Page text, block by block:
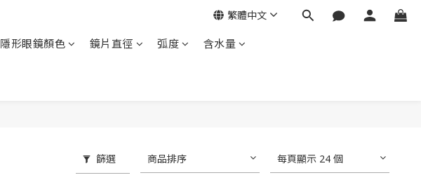
隱形眼鏡顏色 鏡片直徑 弧度 含水量
繁體中文
篩選 商品排序 每頁顯示 24 個